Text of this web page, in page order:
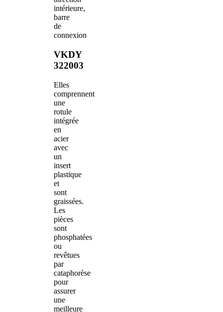
intérieure,
barre
de
connexion
VKDY
322003
Elles
comprennent
une
rotule
intégrée
en
acier
avec
un
insert
plastique
et
sont
graissées.
Les
pièces
sont
phosphatées
ou
revêtues
par
cataphorèse
pour
assurer
une
meilleure